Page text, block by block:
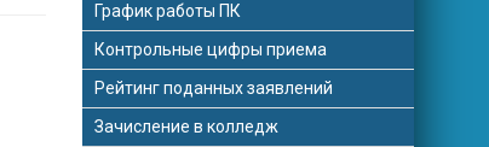
График работы ПК
Контрольные цифры приема
Рейтинг поданных заявлений
Зачисление в колледж